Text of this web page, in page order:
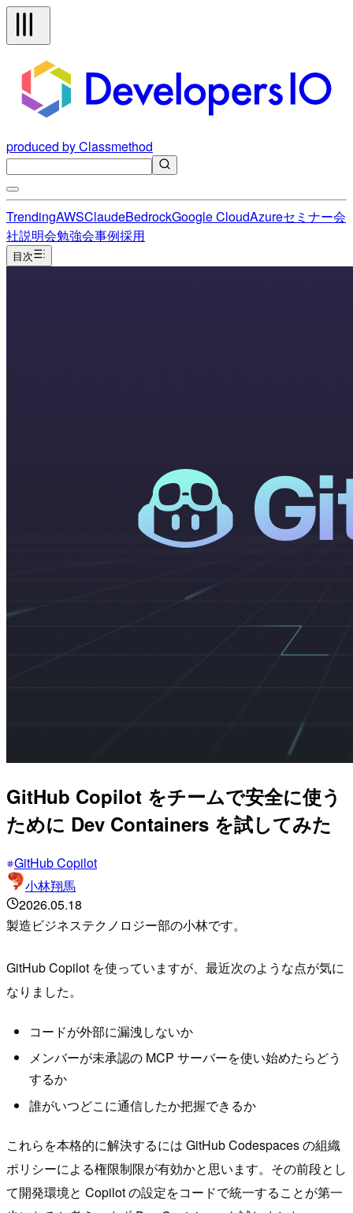
produced by Classmethod
TrendingAWSClaudeBedrockGoogle CloudAzureセミナー会
社説明会勉強会事例採用
目次
GitHub Copilot をチームで安全に使う
ために Dev Containers を試してみた
GitHub Copilot
小林翔馬
2026.05.18
製造ビジネステクノロジー部の小林です。
GitHub Copilot を使っていますが、最近次のような点が気に
なりました。
コードが外部に漏洩しないか
メンバーが未承認の MCP サーバーを使い始めたらどう
するか
誰がいつどこに通信したか把握できるか
これらを本格的に解決するには GitHub Codespaces の組織
ポリシーによる権限制限が有効かと思います。その前段とし
て開発環境と Copilot の設定をコードで統一することが第一